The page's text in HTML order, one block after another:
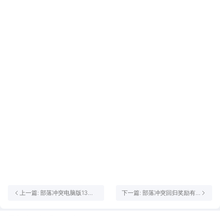
上一篇: 部落冲突电脑版13周
下一篇: 部落冲突回归奖励有